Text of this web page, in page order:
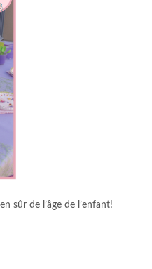
sûr de l’âge de l’enfant!